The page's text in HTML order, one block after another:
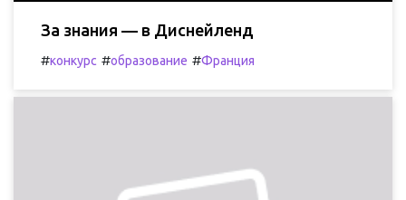
За знания — в Диснейленд
#конкурс #образование #Франция